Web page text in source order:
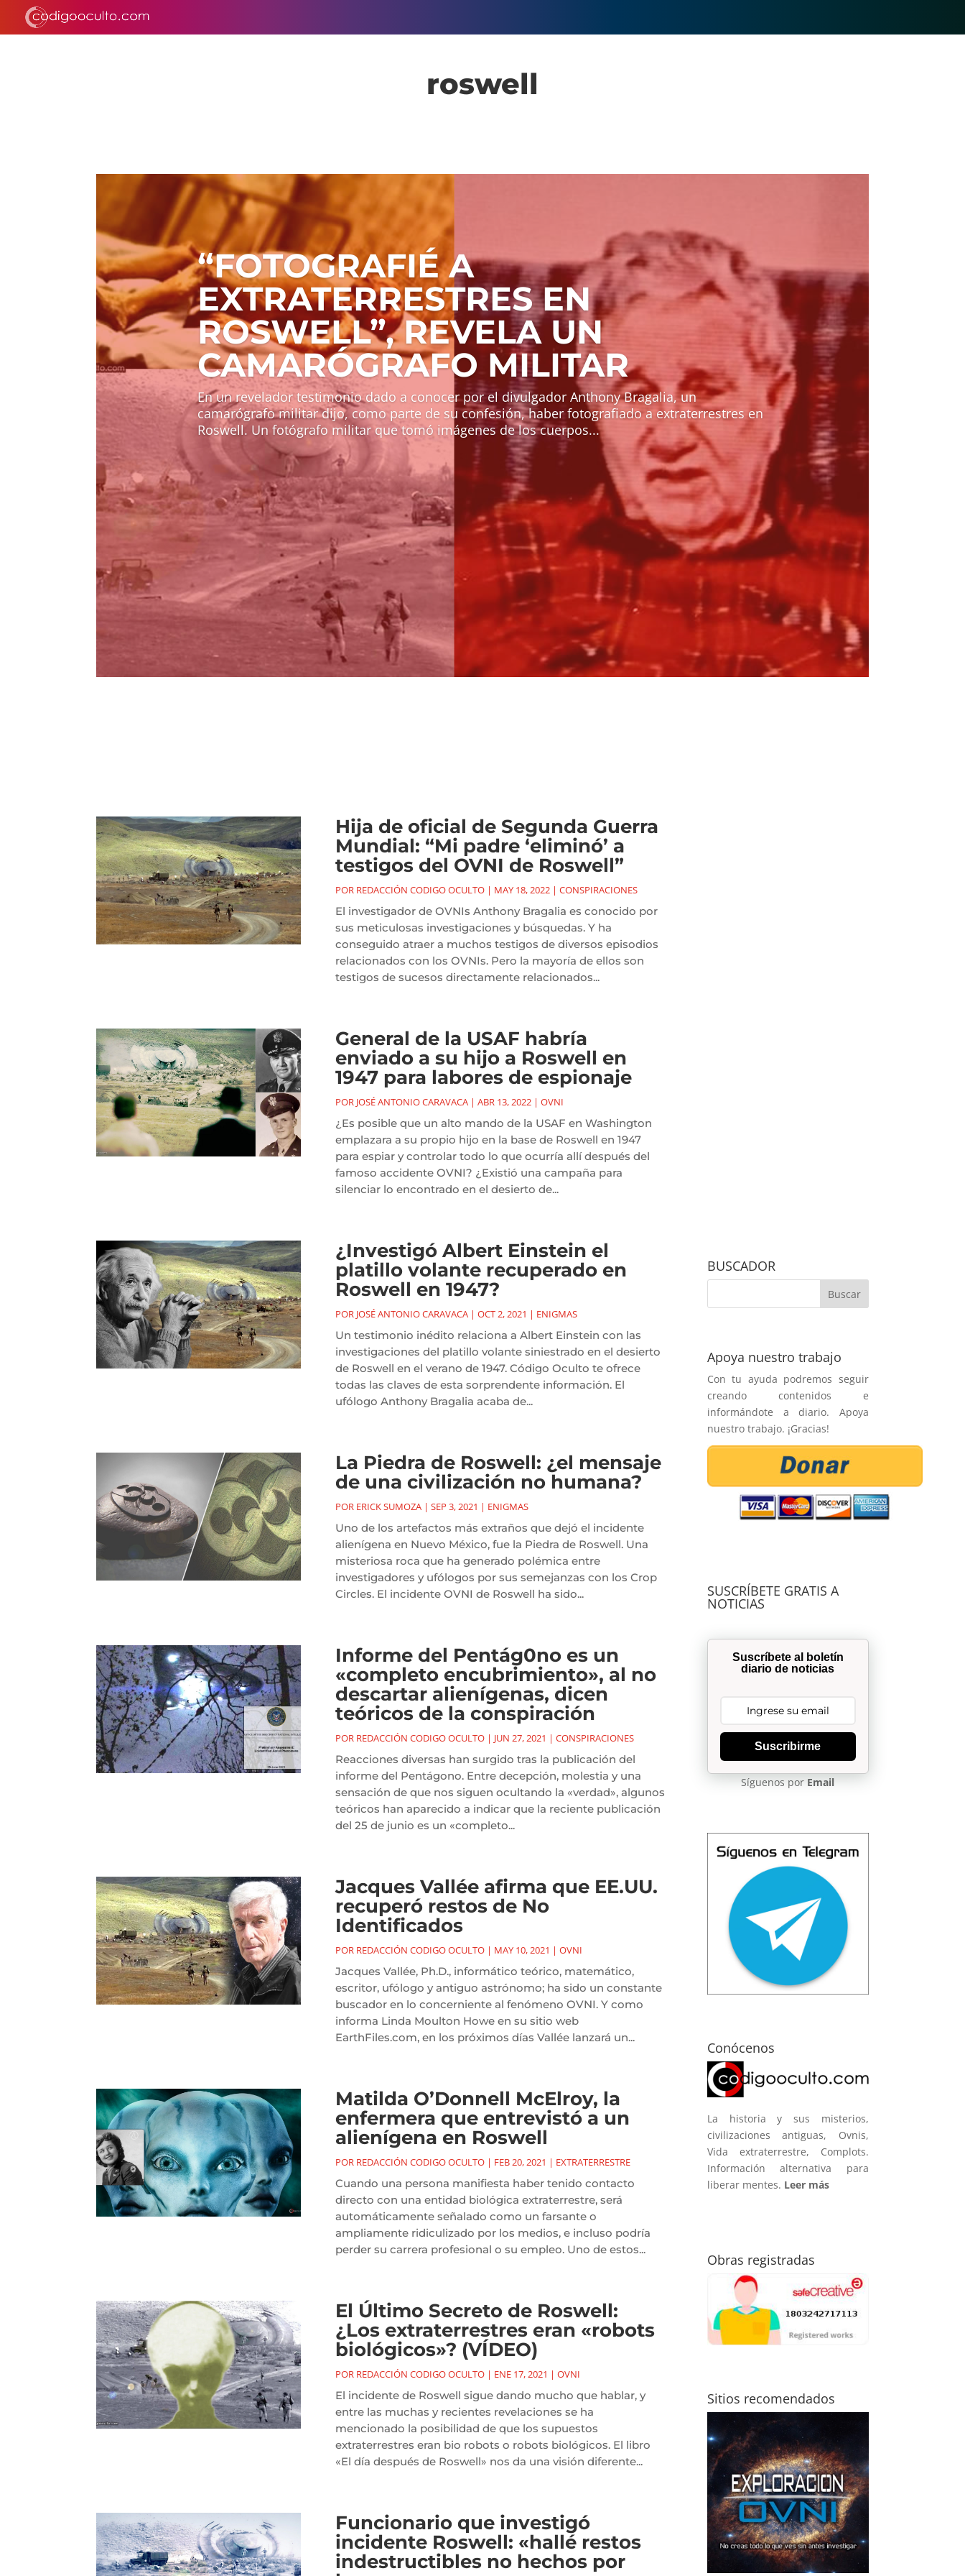
roswell
“FOTOGRAFIÉ A
EXTRATERRESTRES EN
ROSWELL”, REVELA UN
CAMARÓGRAFO MILITAR
En un revelador testimonio dado a conocer por el divulgador Anthony Bragalia, un
camarógrafo militar dijo, como parte de su confesión, haber fotografiado a extraterrestres en
Roswell. Un fotógrafo militar que tomó imágenes de los cuerpos...
Hija de oficial de Segunda Guerra
Mundial: “Mi padre ‘eliminó’ a
testigos del OVNI de Roswell”
POR REDACCIÓN CODIGO OCULTO| MAY 18, 2022| CONSPIRACIONES
El investigador de OVNIs Anthony Bragalia es conocido por
sus meticulosas investigaciones y búsquedas. Y ha
conseguido atraer a muchos testigos de diversos episodios
relacionados con los OVNIs. Pero la mayoría de ellos son
testigos de sucesos directamente relacionados...
General de la USAF habría
enviado a su hijo a Roswell en
1947 para labores de espionaje
POR JOSÉ ANTONIO CARAVACA| ABR 13, 2022| OVNI
¿Es posible que un alto mando de la USAF en Washington
emplazara a su propio hijo en la base de Roswell en 1947
para espiar y controlar todo lo que ocurría allí después del
famoso accidente OVNI? ¿Existió una campaña para
silenciar lo encontrado en el desierto de...
¿Investigó Albert Einstein el
platillo volante recuperado en
Roswell en 1947?
POR JOSÉ ANTONIO CARAVACA| OCT 2, 2021 | ENIGMAS
Un testimonio inédito relaciona a Albert Einstein con las
investigaciones del platillo volante siniestrado en el desierto
de Roswell en el verano de 1947. Código Oculto te ofrece
todas las claves de esta sorprendente información. El
ufólogo Anthony Bragalia acaba de...
La Piedra de Roswell: ¿el mensaje
de una civilización no humana?
POR ERICK SUMOZA| SEP 3, 2021 | ENIGMAS
Uno de los artefactos más extraños que dejó el incidente
alienígena en Nuevo México, fue la Piedra de Roswell. Una
misteriosa roca que ha generado polémica entre
investigadores y ufólogos por sus semejanzas con los Crop
Circles. El incidente OVNI de Roswell ha sido...
Informe del Pentág0no es un
«completo encubrimiento», al no
descartar alienígenas, dicen
teóricos de la conspiración
POR REDACCIÓN CODIGO OCULTO| JUN 27, 2021 | CONSPIRACIONES
Reacciones diversas han surgido tras la publicación del
informe del Pentágono. Entre decepción, molestia y una
sensación de que nos siguen ocultando la «verdad», algunos
teóricos han aparecido a indicar que la reciente publicación
del 25 de junio es un «completo...
Jacques Vallée afirma que EE.UU.
recuperó restos de No
Identificados
POR REDACCIÓN CODIGO OCULTO| MAY 10, 2021 | OVNI
Jacques Vallée, Ph.D., informático teórico, matemático,
escritor, ufólogo y antiguo astrónomo; ha sido un constante
buscador en lo concerniente al fenómeno OVNI. Y como
informa Linda Moulton Howe en su sitio web
EarthFiles.com, en los próximos días Vallée lanzará un...
Matilda O’Donnell McElroy, la
enfermera que entrevistó a un
alienígena en Roswell
POR REDACCIÓN CODIGO OCULTO| FEB 20, 2021 | EXTRATERRESTRE
Cuando una persona manifiesta haber tenido contacto
directo con una entidad biológica extraterrestre, será
automáticamente señalado como un farsante o
ampliamente ridiculizado por los medios, e incluso podría
perder su carrera profesional o su empleo. Uno de estos...
El Último Secreto de Roswell:
¿Los extraterrestres eran «robots
biológicos»? (VÍDEO)
POR REDACCIÓN CODIGO OCULTO| ENE 17, 2021 | OVNI
El incidente de Roswell sigue dando mucho que hablar, y
entre las muchas y recientes revelaciones se ha
mencionado la posibilidad de que los supuestos
extraterrestres eran bio robots o robots biológicos. El libro
«El día después de Roswell» nos da una visión diferente...
Funcionario que investigó
incidente Roswell: «hallé restos
indestructibles no hechos por
BUSCADOR
Apoya nuestro trabajo
Con tu ayuda podremos seguir
creando contenidos e
informándote a diario. Apoya
nuestro trabajo. ¡Gracias!
SUSCRÍBETE GRATIS A
NOTICIAS
Suscríbete al boletín
diario de noticias
Suscribirme
Síguenos por Email
Conócenos
La historia y sus misterios,
civilizaciones antiguas, Ovnis,
Vida extraterrestre, Complots.
Información alternativa para
liberar mentes. Leer más
Obras registradas
Sitios recomendados